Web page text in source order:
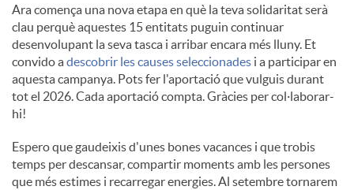
Ara comença una nova etapa en què la teva solidaritat serà
clau perquè aquestes 15 entitats puguin continuar
desenvolupant la seva tasca i arribar encara més lluny. Et
convido adescobrir les causes seleccionades i a participar en
aquesta campanya. Pots fer l'aportació que vulguis durant
tot el 2026. Cada aportació compta. Gràcies per col·laborar-
hi!
Espero que gaudeixis d'unes bones vacances i que trobis
temps per descansar, compartir moments amb les persones
que més estimes i recarregar energies. Al setembre tornarem